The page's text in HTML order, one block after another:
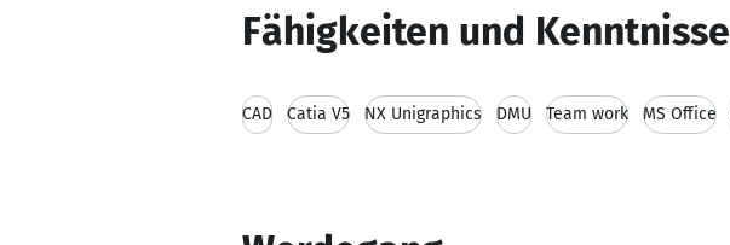
Fähigkeiten und Kenntnisse
CAD Catia V5 NX Unigraphics DMU Team work MS Office